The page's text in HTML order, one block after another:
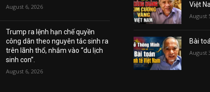
August 6, 2026
Trump ra lệnh hạn chế quyền
công dân theo nguyên tắc sinh ra
trên lãnh thổ, nhắm vào “du lịch
sinh con”.
August 6, 2026
Việt
August
Bài
August